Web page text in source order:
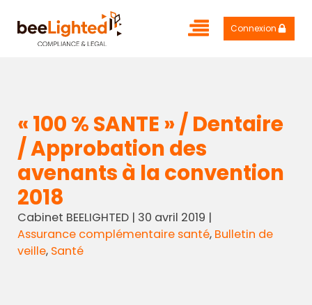
Connexion
« 100 % SANTE » / Dentaire
/ Approbation des
avenants à la convention
2018
Cabinet BEELIGHTED| 30 avril 2019 |
Assurance complémentaire santé, Bulletin de
veille, Santé